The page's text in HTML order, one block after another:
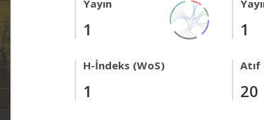
Yayın
1 1
H-İndeks (WoS)
1
Atıf
20